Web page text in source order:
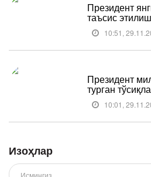
Президент
таъсис
10:51,
Президент
турган
10:01,
Изоҳлар